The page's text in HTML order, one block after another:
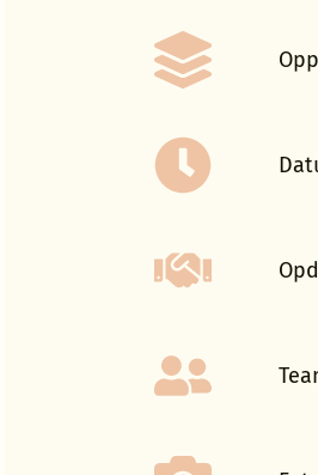
van 5 bouwlagen
kreeg dezelfde voetafdruk
stedelijke weefsel
tot 3 bouwlagen en de
achterbouw worden onderling
gerestaureerd in nauw overleg
bouwlagen geplaatst en is
alsook fijn gedetailleerd